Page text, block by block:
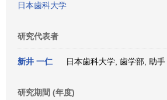
日本歯科大学
研究代表者
新井 一仁 日本歯科大学, 歯学部, 助
研究期間 (年度)